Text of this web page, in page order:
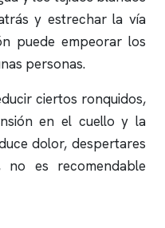
y estrechar la vía
puede empeorar los
personas.
ciertos ronquidos,
en el cuello y la
dolor, despertares
no es recomendable